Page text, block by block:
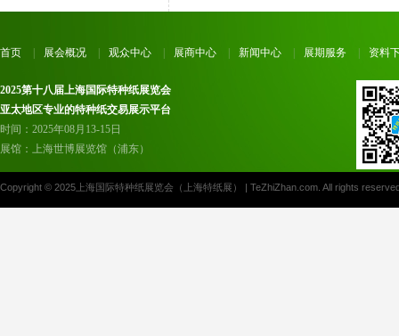
首页 展会概况 观众中心 展商中心 新闻中心 展期服务 资料
2025第十八届上海国际特种纸展览会
亚太地区专业的特种纸交易展示平台
时间：2025年08月13-15日
展馆：上海世博展览馆（浦东）
Copyright © 2025上海国际特种纸展览会（上海特纸展） | TeZhiZhan.com. All rights